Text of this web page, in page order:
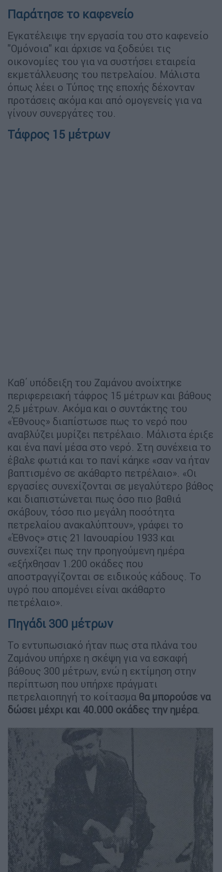
Παράτησε το καφενείο
Εγκατέλειψε την εργασία του στο καφενείο
"Ομόνοια" και άρχισε να ξοδεύει τις
οικονομίες του για να συστήσει εταιρεία
εκμετάλλευσης του πετρελαίου. Μάλιστα
όπως λέει ο Τύπος της εποχής δέχονταν
προτάσεις ακόμα και από ομογενείς για να
γίνουν συνεργάτες του.
Τάφρος 15 μέτρων
Καθ΄ υπόδειξη του Ζαμάνου ανοίχτηκε
περιφερειακή τάφρος 15 μέτρων και βάθους
2,5 μέτρων. Ακόμα και ο συντάκτης του
«Έθνους» διαπίστωσε πως το νερό που
αναβλύζει μυρίζει πετρέλαιο. Μάλιστα έριξε
και ένα πανί μέσα στο νερό. Στη συνέχεια το
έβαλε φωτιά και το πανί κάηκε «σαν να ήταν
βαπτισμένο σε ακάθαρτο πετρέλαιο». «Οι
εργασίες συνεχίζονται σε μεγαλύτερο βάθος
και διαπιστώνεται πως όσο πιο βαθιά
σκάβουν, τόσο πιο μεγάλη ποσότητα
πετρελαίου ανακαλύπτουν», γράφει το
«Έθνος» στις 21 Ιανουαρίου 1933 και
συνεχίζει πως την προηγούμενη ημέρα
«εξήχθησαν 1.200 οκάδες που
αποστραγγίζονται σε ειδικούς κάδους. Το
υγρό που απομένει είναι ακάθαρτο
πετρέλαιο».
Πηγάδι 300 μέτρων
Το εντυπωσιακό ήταν πως στα πλάνα του
Ζαμάνου υπήρχε η σκέψη για να εσκαφή
βάθους 300 μέτρων, ενώ η εκτίμηση στην
περίπτωση που υπήρχε πράγματι
πετρελαιοπηγή το κοίτασμα θα μπορούσε να
δώσει μέχρι και 40.000 οκάδες την ημέρα.